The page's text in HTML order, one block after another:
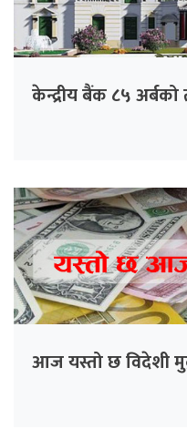
केन्द्रीय बैंक ८५ अर्बको
आज यस्तो छ विदेशी